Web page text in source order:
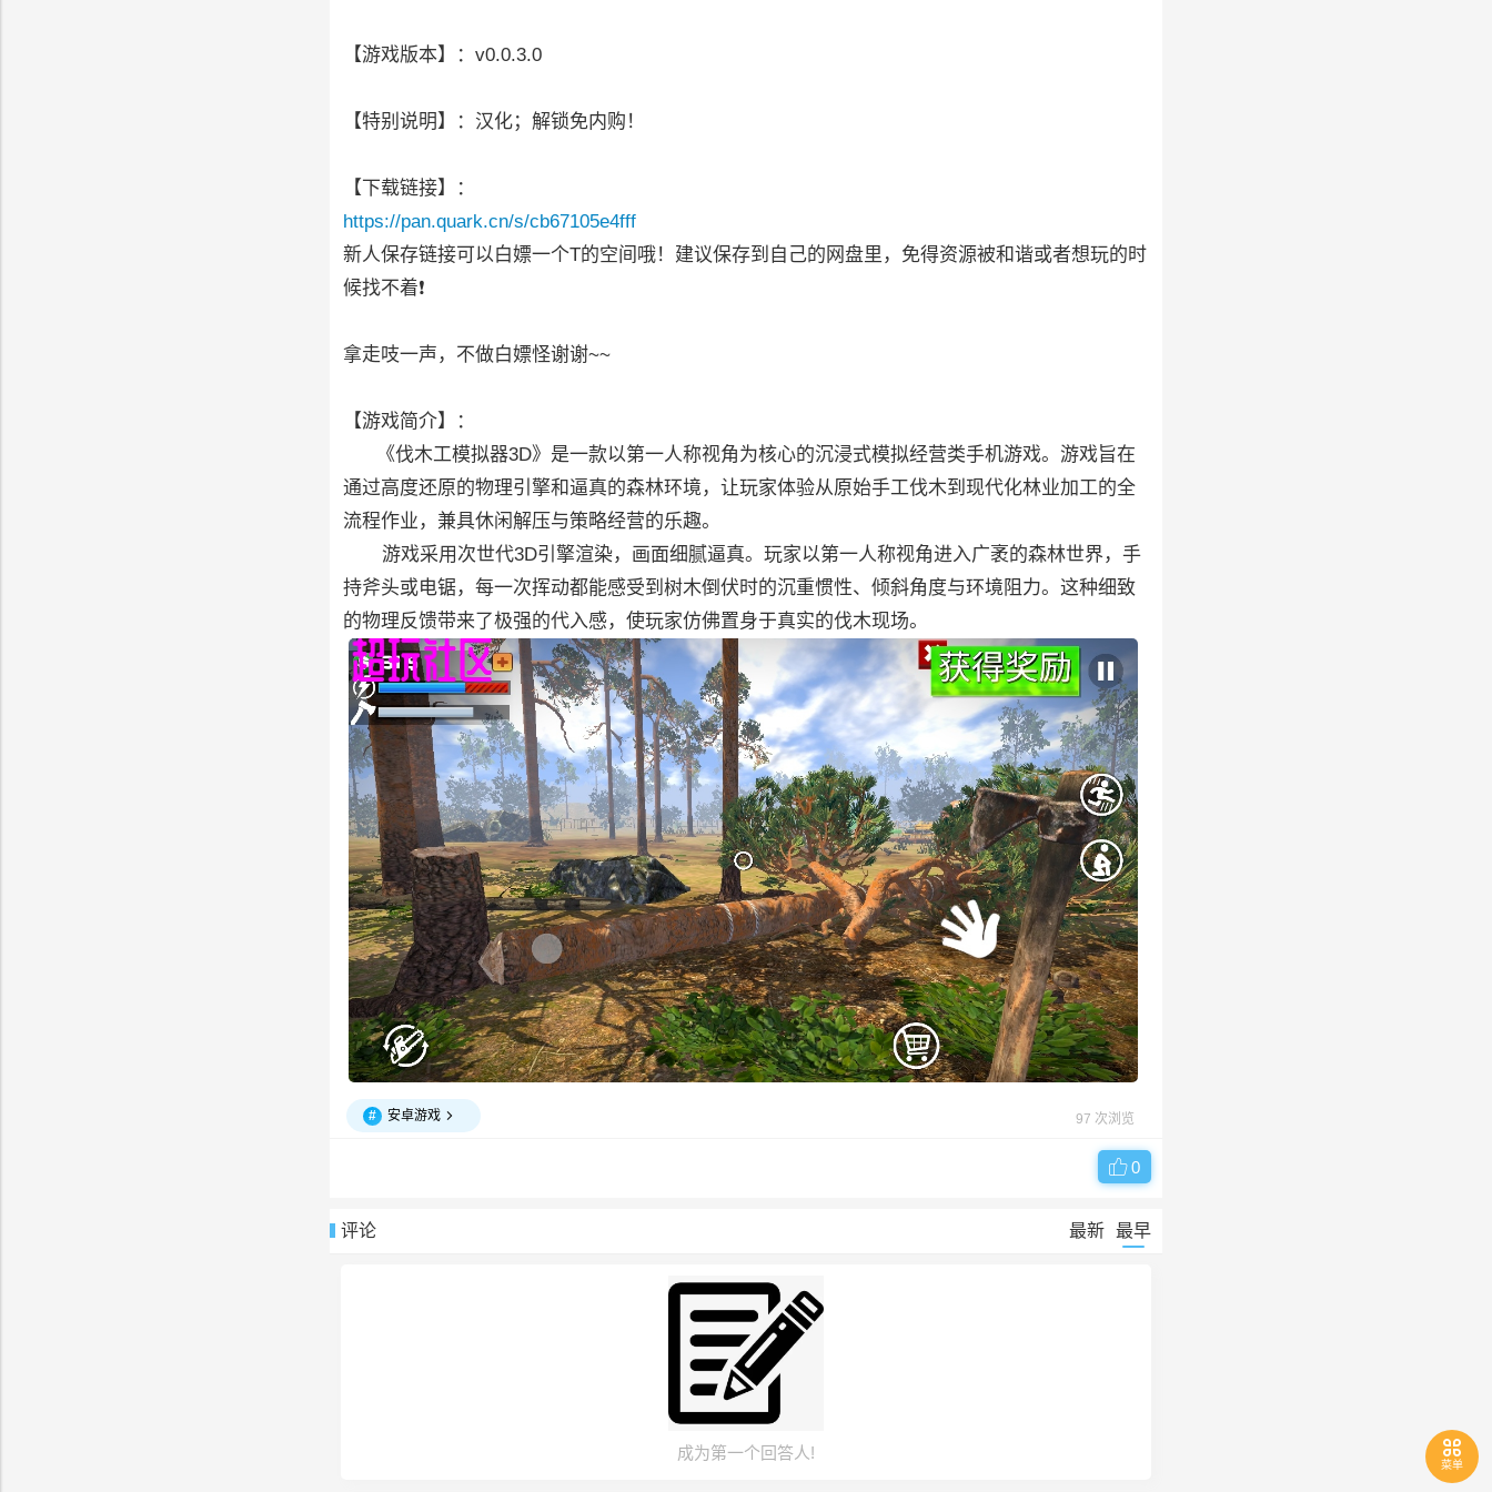
【游戏版本】：v0.0.3.0
【特别说明】：汉化；解锁免内购！
【下载链接】：
https://pan.quark.cn/s/cb67105e4fff
新人保存链接可以白嫖一个T的空间哦！建议保存到自己的网盘里，免得资源被和谐或者想玩的时
候找不着❗
拿走吱一声，不做白嫖怪谢谢~~
【游戏简介】：
《伐木工模拟器3D》是一款以第一人称视角为核心的沉浸式模拟经营类手机游戏。游戏旨在
通过高度还原的物理引擎和逼真的森林环境，让玩家体验从原始手工伐木到现代化林业加工的全
流程作业，兼具休闲解压与策略经营的乐趣。
游戏采用次世代3D引擎渲染，画面细腻逼真。玩家以第一人称视角进入广袤的森林世界，手
持斧头或电锯，每一次挥动都能感受到树木倒伏时的沉重惯性、倾斜角度与环境阻力。这种细致
的物理反馈带来了极强的代入感，使玩家仿佛置身于真实的伐木现场。
# 安卓游戏 97 次浏览
0
评论 最早
最新
成为第一个回答人!
菜单